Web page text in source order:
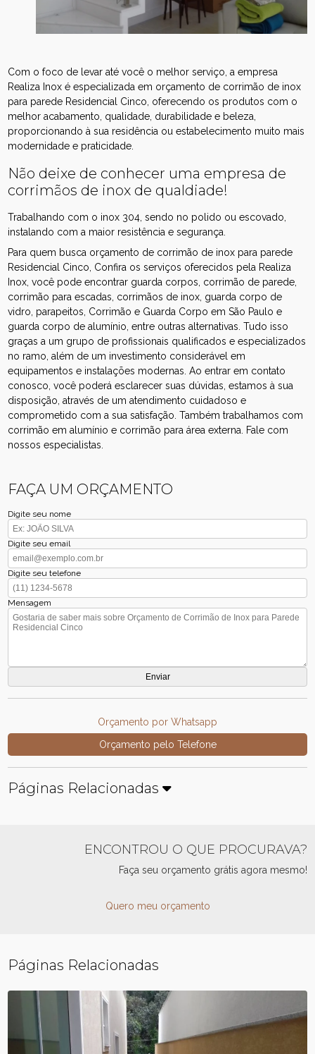
Com o foco de levar até você o melhor serviço, a empresa
Realiza Inox é especializada em orçamento de corrimão de inox
para parede Residencial Cinco, oferecendo os produtos com o
melhor acabamento, qualidade, durabilidade e beleza,
proporcionando à sua residência ou estabelecimento muito mais
modernidade e praticidade.
Não deixe de conhecer uma empresa de
corrimãos de inox de qualdiade!
Trabalhando com o inox 304, sendo no polido ou escovado,
instalando com a maior resistência e segurança.
Para quem busca orçamento de corrimão de inox para parede
Residencial Cinco, Confira os serviços oferecidos pela Realiza
Inox, você pode encontrar guarda corpos, corrimão de parede,
corrimão para escadas, corrimãos de inox, guarda corpo de
vidro, parapeitos, Corrimão e Guarda Corpo em São Paulo e
guarda corpo de alumínio, entre outras alternativas. Tudo isso
graças a um grupo de profissionais qualificados e especializados
no ramo, além de um investimento considerável em
equipamentos e instalações modernas. Ao entrar em contato
conosco, você poderá esclarecer suas dúvidas, estamos à sua
disposição, através de um atendimento cuidadoso e
comprometido com a sua satisfação. Também trabalhamos com
corrimão em alumínio e corrimão para área externa. Fale com
nossos especialistas.
FAÇA UM ORÇAMENTO
Digite seu nome
Digite seu email
Digite seu telefone
Mensagem
Orçamento por Whatsapp
Orçamento pelo Telefone
Páginas Relacionadas
ENCONTROU O QUE PROCURAVA?
Faça seu orçamento grátis agora mesmo!
Quero meu orçamento
Páginas Relacionadas